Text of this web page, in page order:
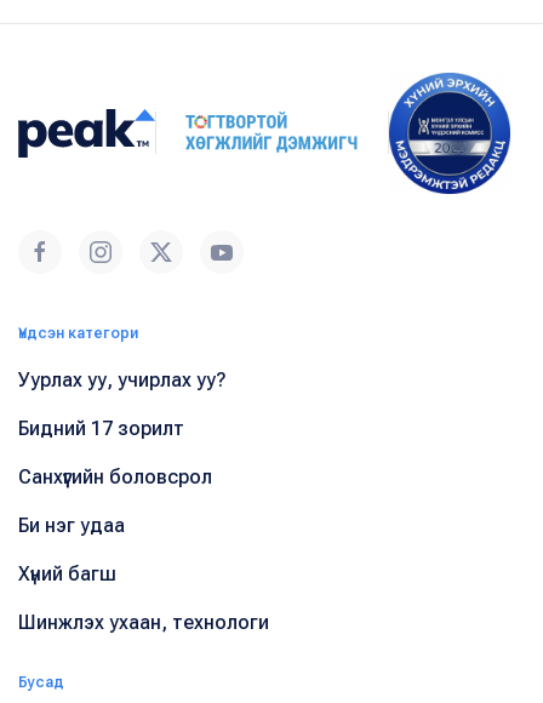
Үндсэн категори
Уурлах уу, учирлах уу?
Бидний 17 зорилт
Санхүүгийн боловсрол
Би нэг удаа
Хүний багш
Шинжлэх ухаан, технологи
Бусад